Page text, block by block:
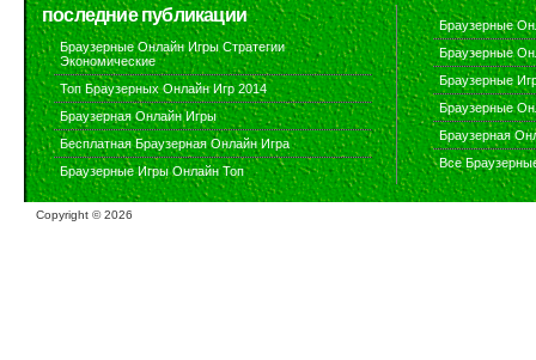
последние публикации
Браузерные Онлайн Игры Стратегии
Экономические
Топ Браузерных Онлайн Игр 2014
Браузерная Онлайн Игры
Бесплатная Браузерная Онлайн Игра
Браузерные Игры Онлайн Топ
Браузерные
Браузерные
Браузерные
Браузерные
Браузерная
Все
Copyright ©2026